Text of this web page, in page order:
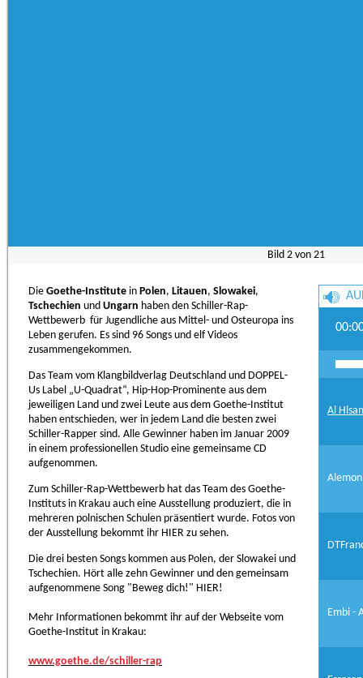
Bild 2von 21
Al
Embi -
Die Goethe-Institute in Polen, Litauen, Slowakei,
Tschechien und Ungarn haben den Schiller-Rap-
Wettbewerb für Jugendliche aus Mittel- und Osteuropa ins
Leben gerufen. Es sind 96 Songs und elf Videos
zusammengekommen.
Das Team vom Klangbildverlag Deutschland und DOPPEL-
Us Label „U-Quadrat“, Hip-Hop-Prominente aus dem
jeweiligen Land und zwei Leute aus dem Goethe-Institut
haben entschieden, wer in jedem Land die besten zwei
Schiller-Rapper sind. Alle Gewinner haben im Januar 2009
in einem professionellen Studio eine gemeinsame CD
aufgenommen.
Zum Schiller-Rap-Wettbewerb hat das Team des Goethe-
Instituts in Krakau auch eine Ausstellung produziert, die in
mehreren polnischen Schulen präsentiert wurde. Fotos von
der Ausstellung bekommt ihr HIER zu sehen.
Die drei besten Songs kommen aus Polen, der Slowakei und
Tschechien. Hört alle zehn Gewinner und den gemeinsam
aufgenommene Song "Beweg dich!" HIER!
Mehr Informationen bekommt ihr auf der Webseite vom
Goethe-Institut in Krakau:
www.goethe.de/schiller-rap